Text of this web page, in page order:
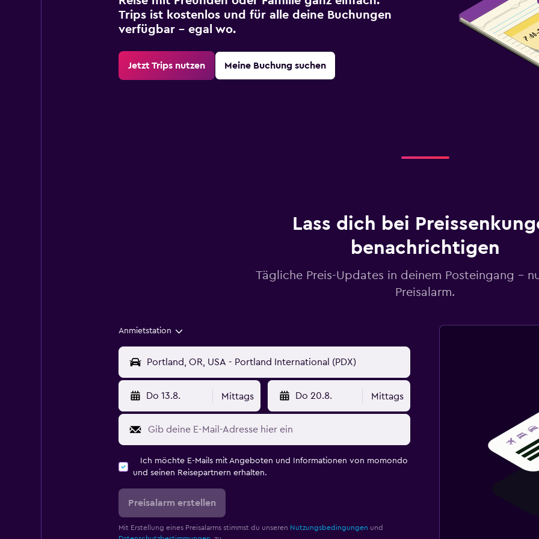
Trips ist kostenlos und für alle deine Buchungen
verfügbar – egal wo.
Jetzt Trips nutzen Meine Buchung suchen
Lass dich bei
benachrichtigen
Tägliche Preis-Updates in deinem Posteingang –
Preisalarm.
Anmietstation
Do 13.8. Mittags Do 20.8. Mittags
Ich möchte E-Mails mit Angeboten und Informationen von momondo
und seinen Reisepartnern erhalten.
Preisalarm erstellen
Mit Erstellung eines Preisalarms stimmst du unseren Nutzungsbedingungen und